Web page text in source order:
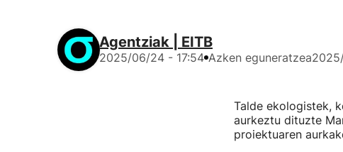
Agentziak | EITB
2025/06/24 - 17:54 Azken eguneratzea
Talde ekologistek,
aurkeztu dituzte
proiektuaren